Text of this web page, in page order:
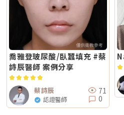
詢，由專業醫療人員確認膚況後提供最
Reepot 術後的人工皮需要貼多久？
主要是保護剛治療的肌膚並協助屏障修復
會在約兩週左右回診時，由醫療人員視膚
部位的色素也會在這段期間逐漸代謝、
外觀變化，更讓人感到氣色黯淡、不如
Reepot AI 時光雷射為色素治療帶來更
在效果難預測的時代。期望這篇文章能幫
規劃療程時，也建議由專業醫師根據膚況
善方式。★溫馨提醒★小編要提醒大家，
療程都伴隨著風險。因此，作為消費者
保安全與健康。
作經驗都有關。建議選擇前可以確認是否
廠探頭或合規耗材，以及是否由合格專業
的臉部解剖概念與美感判斷也很重要。
好」，而是要看你的皮膚厚度、脂肪量
治療不一定更漂亮，反而可能不自然或效
間，不要用術後當天判斷成敗電波和音
不是做完當天就完成全部效果。部分人
順，但真正的膠原蛋白新生與重組，通常
完後不要急著用第一天的樣子判斷有沒有
化就立刻否定療程。非侵入式拉提的特色
幅改變。第五，不要期待一次療程解決
鬆而已，還可能包含膠原蛋白流失、脂
變等不同層次的問題。電波可以改善皮膚
拉提與深層支撐，但它們不一定能取代
程。比較正確的觀念是：電波音波不是萬
為入門型抗老或精緻型電波療程。3. 自
通常不會像手術或填充療程一樣產生立即
進式、自然型。常見的效果訴求差異在於
感的提升；無雙電波則較偏向整體膚質細
比較痛？無雙電波真的比較不痛嗎？疼
題。以療程設計來看，鳳凰電波因為以
顯。部分人會形容為熱、刺、酸、脹，尤
置，感受可能更強。無雙電波則因為設計
阻抗偵測補償系統等設計，因此為舒適度
楚：不痛不代表完全沒感覺，舒適也不代
多因素影響，包括： 個人耐痛程度 施作
皮膚厚薄與骨感程度 當天身體狀態所以
被定位為舒適度較佳；鳳凰電波能量感通
狀況而定。常見迷思一：鳳凰電波一定
看你指的是哪一種強。如果說的是深層拉
典代表。但如果是膚質、細緻度、毛孔與
喬雅登玻尿酸/臥蠶填充 #蔡
詩辰醫師 案例分享
蔡詩辰
認證醫師
71
0